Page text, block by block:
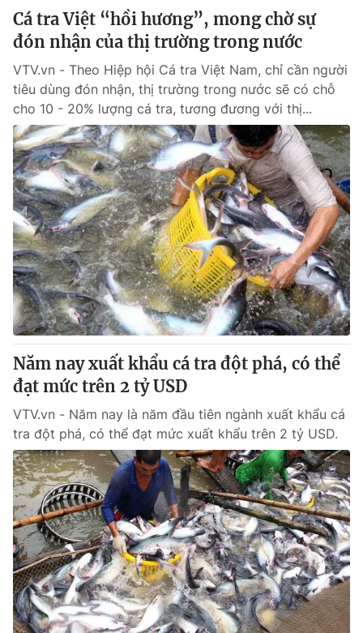
VTV9 VTV8
Liên hệ tòa soạn English
THỜI BÁO VTV
Theo dõi báo trên
Cơ quan chủ quản:Đài Truyền hình Việt Nam
Cơ quan báo chí:Thời báo VTV
Giấy phép hoạt động báo in và báo điện tử số 483/GP-BTTTT
cấp ngày 29/12/2023
Tổng Biên tập:Vũ Thanh Thủy
Phó Tổng Biên tập:Nguyễn Thị Mỹ Hạnh, Phạm Quốc Thắng,
Nguyễn Trọng Ninh
Tổng đài VTV:024.38 355 931 - 024.38 355 932
Ðiện thoại Thời báo VTV:
024.66 897 897
Email:toasoan@vtv.vn
Liên hệ quảng cáo:024-7300.7108
Cá tra Việt “hồi hương”, mong chờ sự
đón nhận của thị trường trong nước
VTV.vn - Theo Hiệp hội Cá tra Việt Nam, chỉ cần người
tiêu dùng đón nhận, thị trường trong nước sẽ có chỗ
cho 10 - 20% lượng cá tra, tương đương với thị...
Năm nay xuất khẩu cá tra đột phá, có thể
đạt mức trên 2 tỷ USD
VTV.vn - Năm nay là năm đầu tiên ngành xuất khẩu cá
tra đột phá, có thể đạt mức xuất khẩu trên 2 tỷ USD.